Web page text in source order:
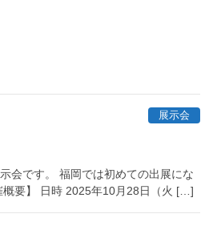
展示会
会です。 福岡では初めての出展にな
要】 日時 2025年10月28日（火 […]